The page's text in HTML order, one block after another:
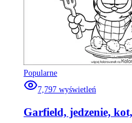
Popularne
7,797 wyświetleń
Garfield, jedzenie,